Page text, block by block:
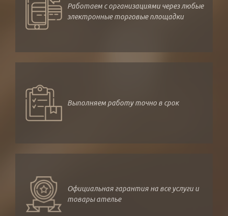
Работаем с организациями через любые
электронные торговые площадки
Выполняем работу точно в срок
Официальная гарантия на все услуги и
товары ателье